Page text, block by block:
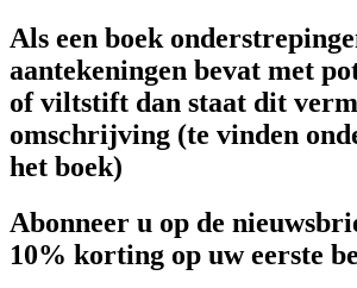
Als een boek
aantekeningen bevat met
of viltstift dan staat dit
omschrijving (te vinden
het boek)
Abonneer u op de
10% korting op uw eerste